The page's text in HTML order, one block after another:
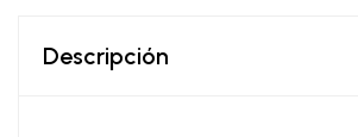
Descripción